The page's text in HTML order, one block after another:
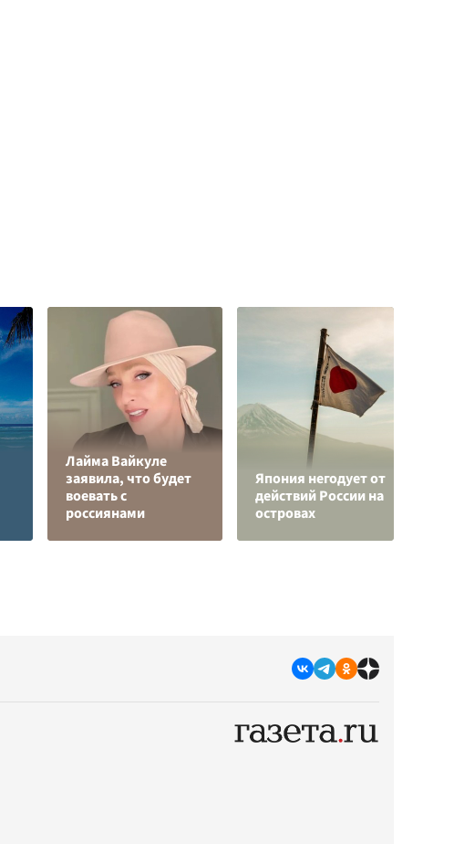
Лайма Вайкуле
заявила, что будет
воевать с
россиянами
Япония негодует от
действий России на
островах